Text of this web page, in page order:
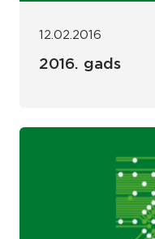
12.02.2016
2016. gads